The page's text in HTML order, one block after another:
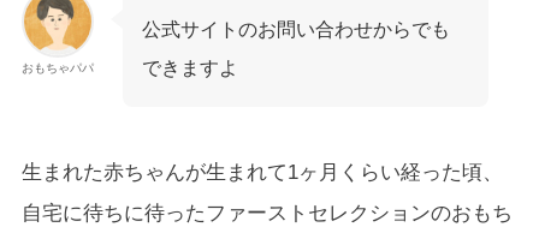
おもちゃパパ
公式サイトのお問い合わせからでも
できますよ
生まれた赤ちゃんが生まれて1ヶ月くらい経った頃、
自宅に待ちに待ったファーストセレクションのおもち